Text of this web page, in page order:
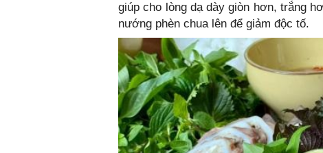
giúp cho lòng dạ dày giòn hơn, trắng
nướng phèn chua lên để giảm độc tố.